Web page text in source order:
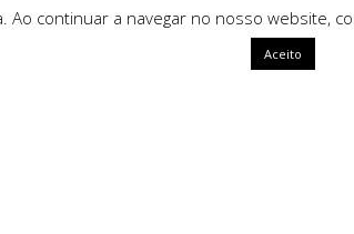
continuar a navegar no nosso website,
Aceito